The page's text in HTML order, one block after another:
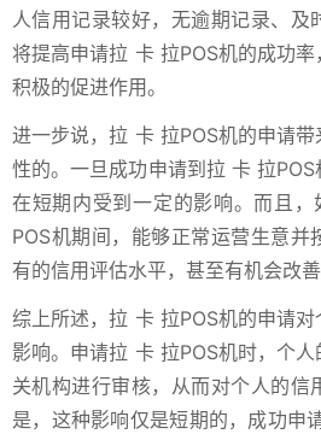
人信用记录较好，无逾期记录、及
将提高申请拉 卡 拉POS机的成功
积极的促进作用。
进一步说，拉 卡 拉POS机的申请
性的。一旦成功申请到拉 卡 拉
在短期内受到一定的影响。而且
POS机期间，能够正常运营生意并
有的信用评估水平，甚至有机会改善
综上所述，拉 卡 拉POS机的申请
影响。申请拉 卡 拉POS机时，个
关机构进行审核，从而对个人的信
是，这种影响仅是短期的，成功申